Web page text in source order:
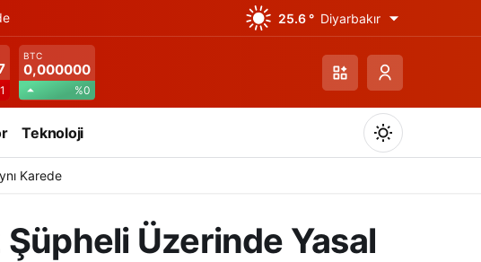
25.6 ° Diyarbakır
BTC
0,000000
%0
Teknoloji
Karede
Üzerinde Yasal